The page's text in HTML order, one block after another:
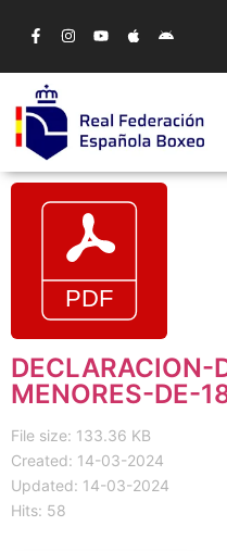
DECLARACION-
MENORES-DE-
File size: 133.36 KB
Created: 14-03-2024
Updated: 14-03-2024
Hits: 58